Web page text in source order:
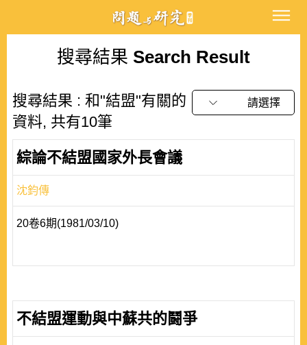
搜尋結果 Search Result
搜尋結果 : 和"結盟"有關的
資料, 共有10筆
請選擇
綜論不結盟國家外長會議
沈鈞傳
20卷6期(1981/03/10)
不結盟運動與中蘇共的鬪爭